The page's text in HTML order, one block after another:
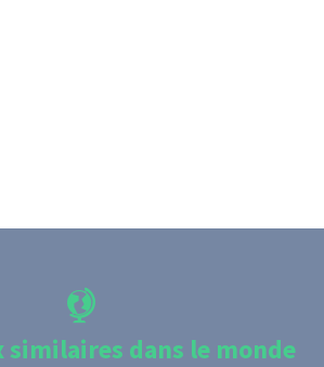
similaires dans le monde